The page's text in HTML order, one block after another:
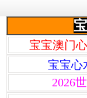
宝宝澳门
宝宝心
2026